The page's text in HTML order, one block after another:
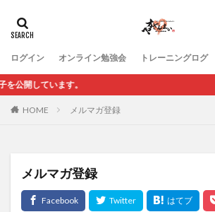
ログイン オンライン勉強会 トレーニングログ
ています。
HOME メルマガ登録
メルマガ登録